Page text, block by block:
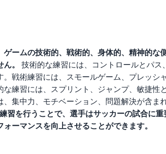
ームの技術的、戦術的、身体的、精神的な
。
技術的な練習には、コントロールとパス
戦術練習には、スモールゲーム、プレッシ
練習には、スプリント、ジャンプ、敏捷性
集中力、モチベーション、問題解決が含ま
習を行うことで、選手はサッカーの試合に重
ーマンスを向上させることができます。